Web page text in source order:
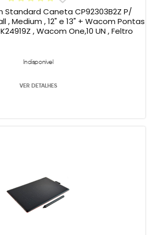
Standard Caneta CP92303B2Z P/
, Medium , 12" e 13" + Wacom Pontas
, Wacom One,10 UN , Feltro
Indisponível
VER DETALHES